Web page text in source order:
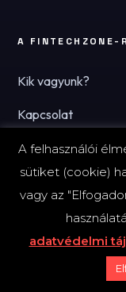
A FINTECHZONE-
Kik vagyunk?
Kapcsolat
Hírlevél
© 2026
A felhasználói
sütiket (cookie)
vagy az
adatvédelmi